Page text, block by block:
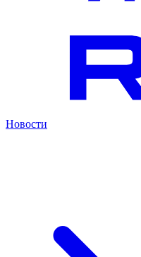
Новости